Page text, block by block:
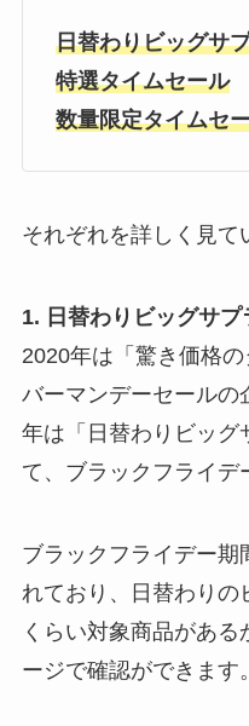
日替わりビッグサ
特選タイムセール
数量限定タイムセ
それぞれを詳しく見て
1. 日替わりビッグサ
2020年は「驚き価格
バーマンデーセールの
年は「日替わりビッグ
て、ブラックフライデ
ブラックフライデー期
れており、日替わりの
くらい対象商品があ
ージで確認ができます。